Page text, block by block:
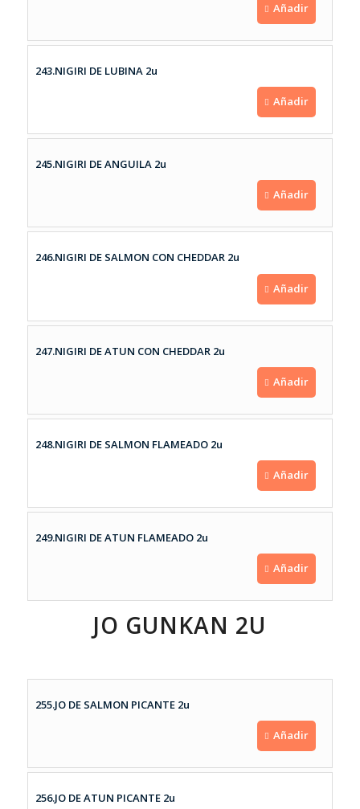
Añadir
243.NIGIRI DE LUBINA 2u
Añadir
245.NIGIRI DE ANGUILA 2u
Añadir
246.NIGIRI DE SALMON CON CHEDDAR 2u
Añadir
247.NIGIRI DE ATUN CON CHEDDAR 2u
Añadir
248.NIGIRI DE SALMON FLAMEADO 2u
Añadir
249.NIGIRI DE ATUN FLAMEADO 2u
Añadir
JO GUNKAN 2U
255.JO DE SALMON PICANTE 2u
Añadir
256.JO DE ATUN PICANTE 2u